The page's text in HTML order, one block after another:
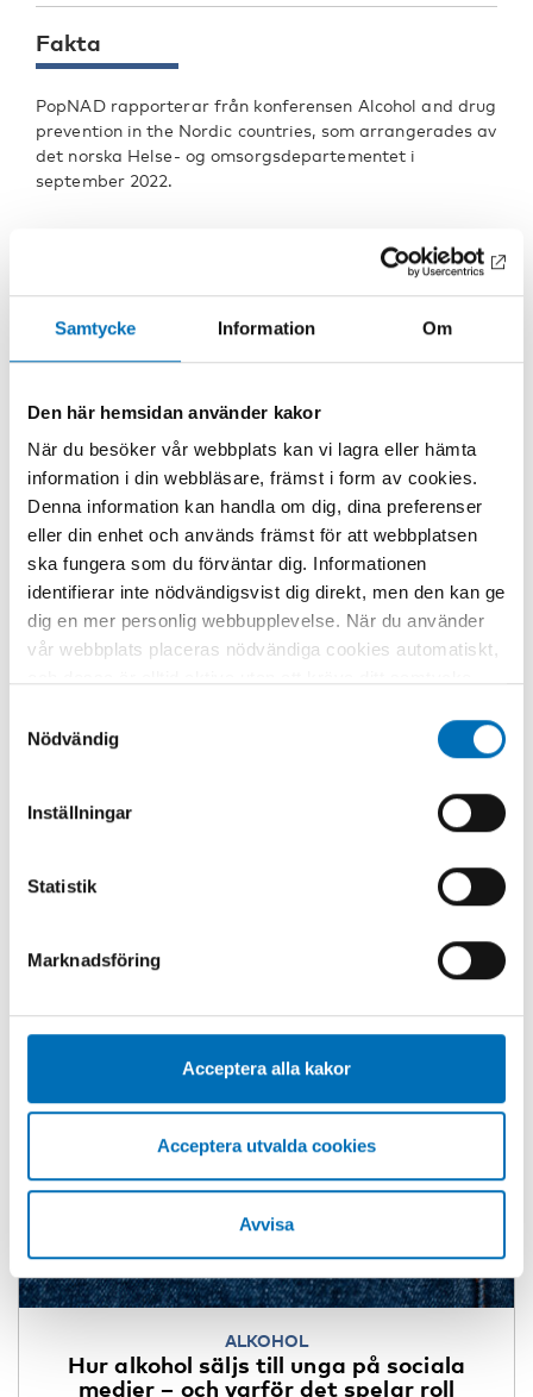
Samtycke Information Om
Den här hemsidan använder kakor
När du besöker vår webbplats kan vi lagra eller hämta
information i din webbläsare, främst i form av cookies.
Denna information kan handla om dig, dina preferenser
eller din enhet och används främst för att webbplatsen
ska fungera som du förväntar dig. Informationen
identifierar inte nödvändigsvist dig direkt, men den kan ge
dig en mer personlig webbupplevelse. När du använder
vår webbplats placeras nödvändiga cookies automatiskt,
använda webbplatsen och dess funktioner. Vi respekterar
din integritet, och du kan välja vilka ytterligare cookies
oklassificerade) du vill acceptera. Klicka på de olika
dina inställningar för cookies. Observera att blockering
av cookies kan påverka din upplevelse av webbplatsen
webbplats tidigare och accepterat användningen av
sekretessinställningarna i din webbläsare.
Nödvändig
Inställningar
Statistik
Marknadsföring
Acceptera alla kakor
Acceptera utvalda cookies
Avvisa
Fakta
PopNAD rapporterar från konferensen Alcohol and drug
prevention in the Nordic countries, som arrangerades av
det norska Helse- og omsorgsdepartementet i
september 2022.
forskning, konferens, Oslo
KATEGORIER
Narkotika
FOTOGRAF/BILDKÄLL
A
mostphotos
ALKOHOL
Hur alkohol säljs till unga på sociala
medier – och varför det spelar roll